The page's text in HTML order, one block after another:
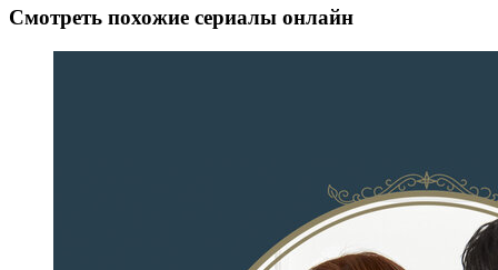
Смотреть похожие сериалы онлайн